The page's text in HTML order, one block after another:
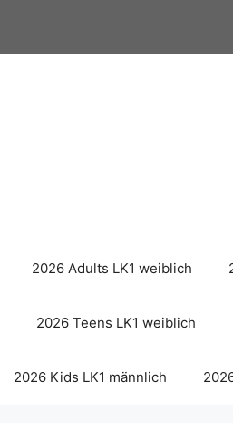
2026 Adults LK1 weiblich
2026 Teens LK1 weiblich
2026 Kids LK1 männlich